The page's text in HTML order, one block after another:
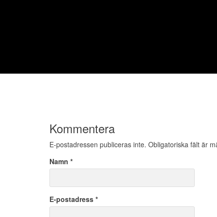
Kommentera
E-postadressen publiceras inte. Obligatoriska fält är
Namn *
E-postadress *